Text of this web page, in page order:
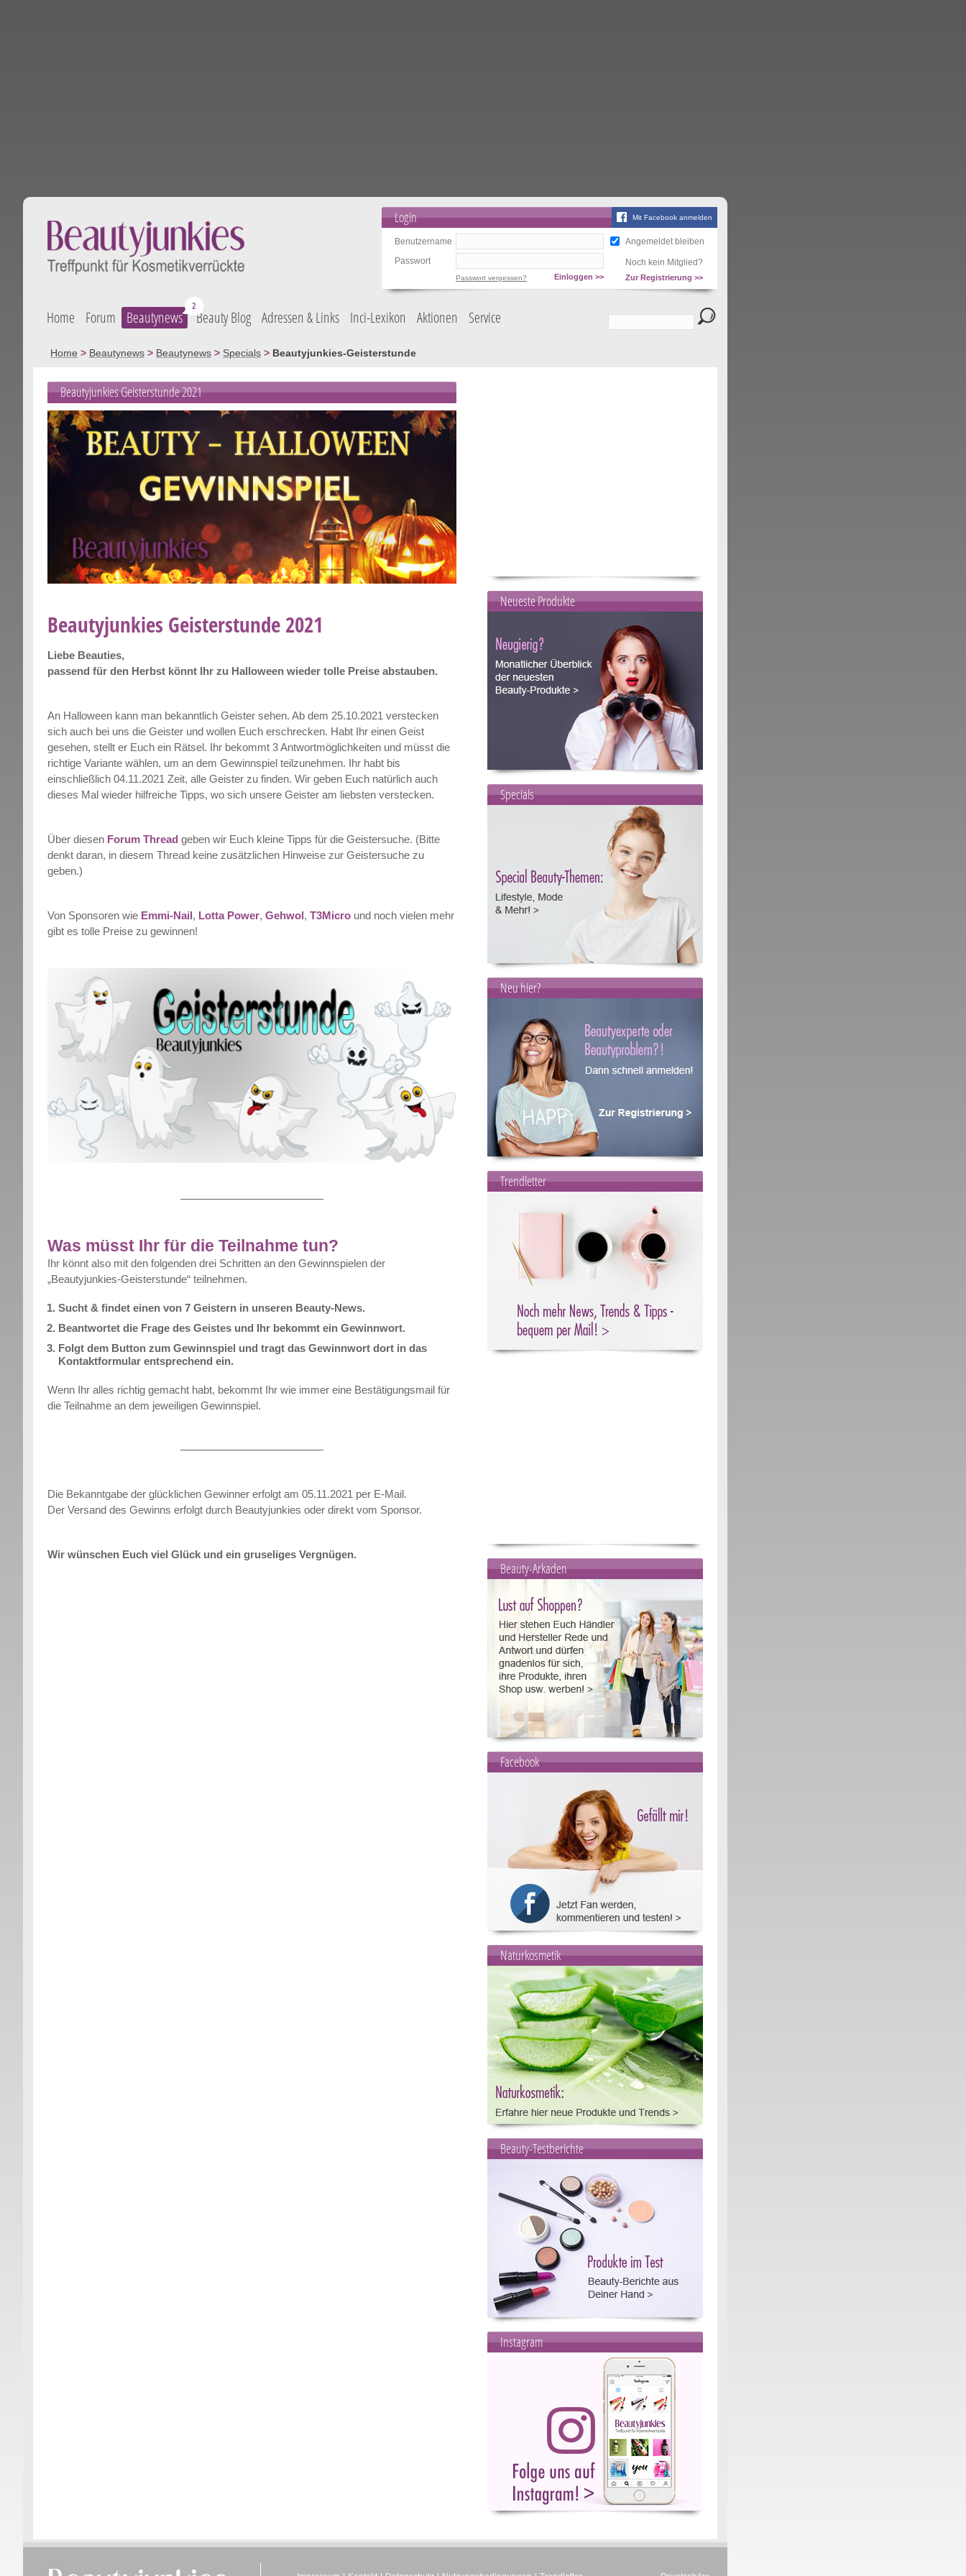
Mit Facebook anmelden
Login
Benutzername
Angemeldet bleiben
Passwort
Noch kein Mitglied?
Einloggen >>
Passwort vergessen? Zur Registrierung >>
Home Forum Beautynews Beauty Blog Adressen & Links Inci-Lexikon Aktionen Service
Home > Beautynews > Beautynews > Specials > Beautyjunkies-Geisterstunde
Beautyjunkies Geisterstunde 2021
Beautyjunkies Geisterstunde 2021
Liebe Beauties,
passend für den Herbst könnt Ihr zu Halloween wieder tolle Preise abstauben.
An Halloween kann man bekanntlich Geister sehen. Ab dem 25.10.2021 verstecken
sich auch bei uns die Geister und wollen Euch erschrecken. Habt Ihr einen Geist
gesehen, stellt er Euch ein Rätsel. Ihr bekommt 3 Antwortmöglichkeiten und müsst die
richtige Variante wählen, um an dem Gewinnspiel teilzunehmen. Ihr habt bis
einschließlich 04.11.2021 Zeit, alle Geister zu finden. Wir geben Euch natürlich auch
dieses Mal wieder hilfreiche Tipps, wo sich unsere Geister am liebsten verstecken.
Über diesen Forum Thread geben wir Euch kleine Tipps für die Geistersuche. (Bitte
denkt daran, in diesem Thread keine zusätzlichen Hinweise zur Geistersuche zu
geben.)
Von Sponsoren wie Emmi-Nail, Lotta Power, Gehwol, T3Micro und noch vielen mehr
gibt es tolle Preise zu gewinnen!
Was müsst Ihr für die Teilnahme tun?
Ihr könnt also mit den folgenden drei Schritten an den Gewinnspielen der
„Beautyjunkies-Geisterstunde“ teilnehmen.
Sucht & findet einen von 7 Geistern in unseren Beauty-News.
Beantwortet die Frage des Geistes und Ihr bekommt ein Gewinnwort.
Folgt dem Button zum Gewinnspiel und tragt das Gewinnwort dort in das
Kontaktformular entsprechend ein.
Wenn Ihr alles richtig gemacht habt, bekommt Ihr wie immer eine Bestätigungsmail für
die Teilnahme an dem jeweiligen Gewinnspiel.
Die Bekanntgabe der glücklichen Gewinner erfolgt am 05.11.2021 per E-Mail.
Der Versand des Gewinns erfolgt durch Beautyjunkies oder direkt vom Sponsor.
Wir wünschen Euch viel Glück und ein gruseliges Vergnügen.
Neueste Produkte
Specials
Neu hier?
Trendletter
Beauty-Arkaden
Facebook
Naturkosmetik
Beauty-Testberichte
Instagram